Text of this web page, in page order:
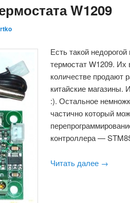
W1209
Есть такой недорогой
термостат W1209. Их
количестве продают
китайские
:). Остальное
частично который
контроллера —
Читать далее →